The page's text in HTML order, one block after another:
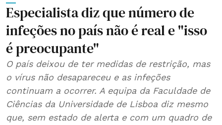
Especialista diz que número de
infeções no país não é real e "isso
é preocupante"
O país deixou de ter medidas de restrição, mas
o vírus não desapareceu e as infeções
continuam a ocorrer. A equipa da Faculdade de
Ciências da Universidade de Lisboa diz mesmo
que, sem estado de alerta e com um quadro de